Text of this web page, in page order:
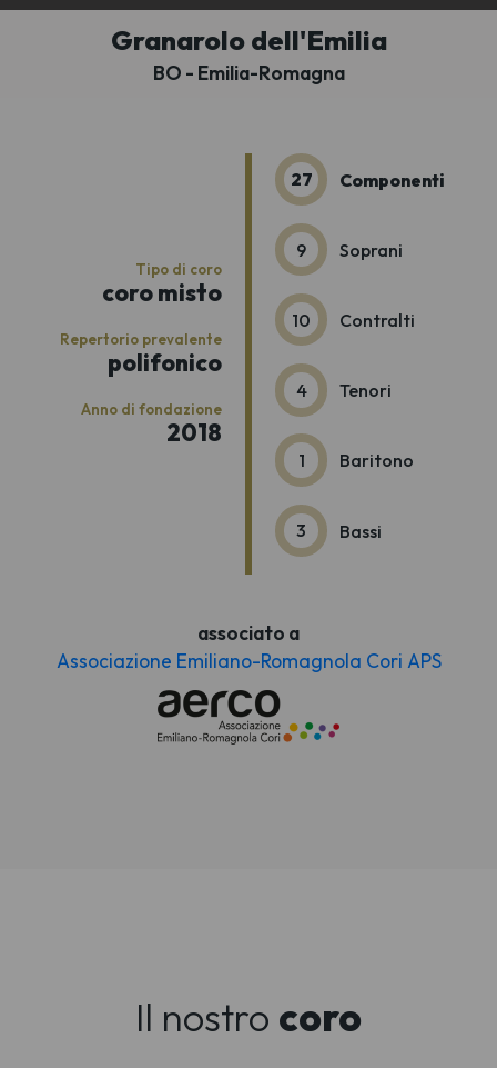
Granarolo dell'Emilia
BO - Emilia-Romagna
Tipo di coro
coro misto
Repertorio prevalente
polifonico
Anno di fondazione
2018
27 Componenti
9 Soprani
10 Contralti
4 Tenori
1 Baritono
3 Bassi
associato a
Associazione Emiliano-Romagnola Cori APS
Il nostro coro